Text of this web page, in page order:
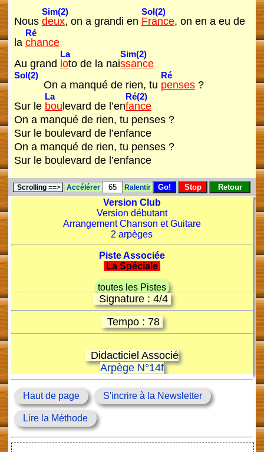
Nous
Sim(2)
deux, on a grandi en
Sol(2)
France, on en a eu de
la
Ré
chance
Au grand
La
loto de la nai
Sim(2)
ssance
Sol(2)
On a manqué de rien, tu
Ré
penses?
Sur le
La
bou levard de l’en
Ré(2)
fance
On a manqué de rien, tu penses ?
Sur le boulevard de l’enfance
On a manqué de rien, tu penses ?
Sur le boulevard de l’enfance
Scrolling==> Accélérer Ralentir
Version Club
Version débutant
Arrangement Chanson et Guitare
2 arpèges
Piste Associée
La Spéciale
toutes les Pistes
Signature : 4/4
Tempo : 78
Didacticiel Associé
Arpège N°14f
Haut de page S'incrire à la Newsletter
Lire la Méthode